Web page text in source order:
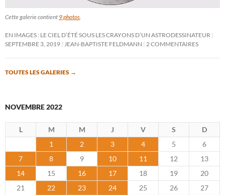
Cette galerie contient 9 photos.
EN IMAGES : LE CIEL D’ÉTÉ SOUS LES CRAYONS D’UN ASTRODESSINATEUR
SEPTEMBRE 3, 2019 JEAN-BAPTISTE FELDMANN 2 COMMENTAIRES
TOUTES LES GALERIES →
NOVEMBRE 2022
L M M J V S
D
1
2 3 4 5
6
7
8 9 10 11 12
13
14
15 16 17 18 19
20
21
22 23 24 25 26
27